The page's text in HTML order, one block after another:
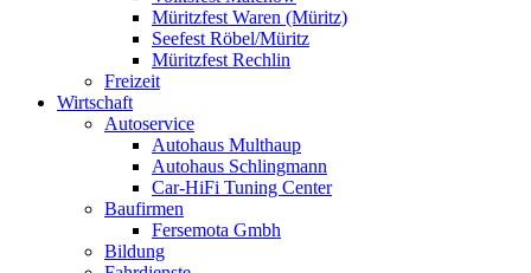
Müritzfest Waren (Müritz)
Seefest Röbel/Müritz
Müritzfest Rechlin
Freizeit
Wirtschaft
Autoservice
Autohaus Multhaup
Autohaus Schlingmann
Car-HiFi Tuning Center
Baufirmen
Fersemota Gmbh
Bildung